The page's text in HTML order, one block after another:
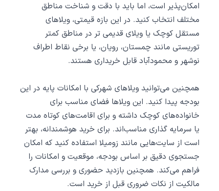
امکان‌پذیر است، اما باید با دقت و شناخت مناطق
مختلف انتخاب کنید. در این بازه قیمتی، ویلاهای
مستقل کوچک یا ویلای قدیمی ‌تر در مناطق کمتر
توریستی مانند چمستان، رویان، یا برخی نقاط اطراف
نوشهر و محمودآباد قابل خریداری هستند.
همچنین می‌توانید ویلاهای شهرکی با امکانات پایه در این
بودجه پیدا کنید. این ویلاها فضای مناسب برای
خانواده‌های کوچک داشته و برای اقامت‌های کوتاه ‌مدت
یا سرمایه‌ گذاری مناسب‌اند. برای خرید هوشمندانه، بهتر
است از سایت‌هایی مانند زومیلا استفاده کنید که امکان
جستجوی دقیق بر اساس بودجه، موقعیت و امکانات را
فراهم می‌کند. همچنین بازدید حضوری و بررسی مدارک
مالکیت از نکات ضروری قبل از خرید است.